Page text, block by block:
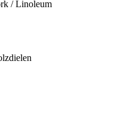
/ Linoleum